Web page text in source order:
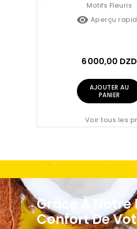
Motifs Fleuris
 Aperçu
6 000,00 DZD
AJOUTER AU
PANIER
Voir tous les
Grâce À Notre
Confort De